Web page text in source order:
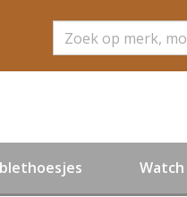
Zoeken
Watch